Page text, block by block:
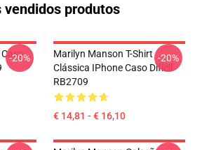
vendidos produtos
-20%
Marilyn Manson T-Shirt
Clássica IPhone Caso Difícil
RB2709
€ 14,81 - € 16,10
-20%